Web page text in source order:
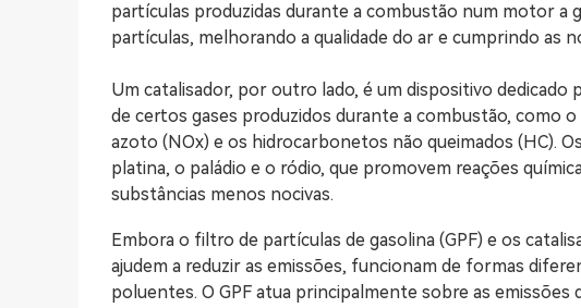
partículas produzidas durante a combustão num motor a
partículas, melhorando a qualidade do ar e cumprindo as
Um catalisador, por outro lado, é um dispositivo dedicado
de certos gases produzidos durante a combustão, como
azoto (NOx) e os hidrocarbonetos não queimados (HC).
platina, o paládio e o ródio, que promovem reações
substâncias menos nocivas.
Embora o filtro de partículas de gasolina (GPF) e os
ajudem a reduzir as emissões, funcionam de formas
poluentes. O GPF atua principalmente sobre as